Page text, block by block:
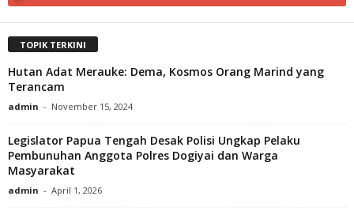
TOPIK TERKINI
Hutan Adat Merauke: Dema, Kosmos Orang Marind yang
Terancam
admin - November 15, 2024
Legislator Papua Tengah Desak Polisi Ungkap Pelaku
Pembunuhan Anggota Polres Dogiyai dan Warga
Masyarakat
admin - April 1, 2026